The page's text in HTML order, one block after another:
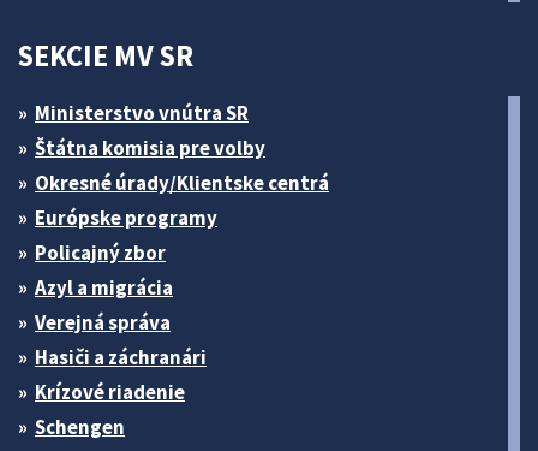
SEKCIE MV SR
Ministerstvo vnútra SR
Štátna komisia pre volby
Okresné úrady/Klientske centrá
Európske programy
Policajný zbor
Azyl a migrácia
Verejná správa
Hasiči a záchranári
Krízové riadenie
Schengen